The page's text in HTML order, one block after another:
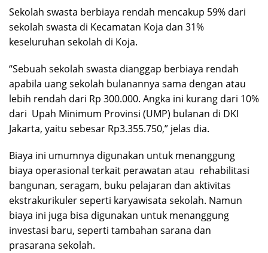
Sekolah swasta berbiaya rendah mencakup 59% dari
sekolah swasta di Kecamatan Koja dan 31%
keseluruhan sekolah di Koja.
“Sebuah sekolah swasta dianggap berbiaya rendah
apabila uang sekolah bulanannya sama dengan atau
lebih rendah dari Rp 300.000. Angka ini kurang dari 10%
dari Upah Minimum Provinsi (UMP) bulanan di DKI
Jakarta, yaitu sebesar Rp3.355.750,” jelas dia.
Biaya ini umumnya digunakan untuk menanggung
biaya operasional terkait perawatan atau rehabilitasi
bangunan, seragam, buku pelajaran dan aktivitas
ekstrakurikuler seperti karyawisata sekolah. Namun
biaya ini juga bisa digunakan untuk menanggung
investasi baru, seperti tambahan sarana dan
prasarana sekolah.